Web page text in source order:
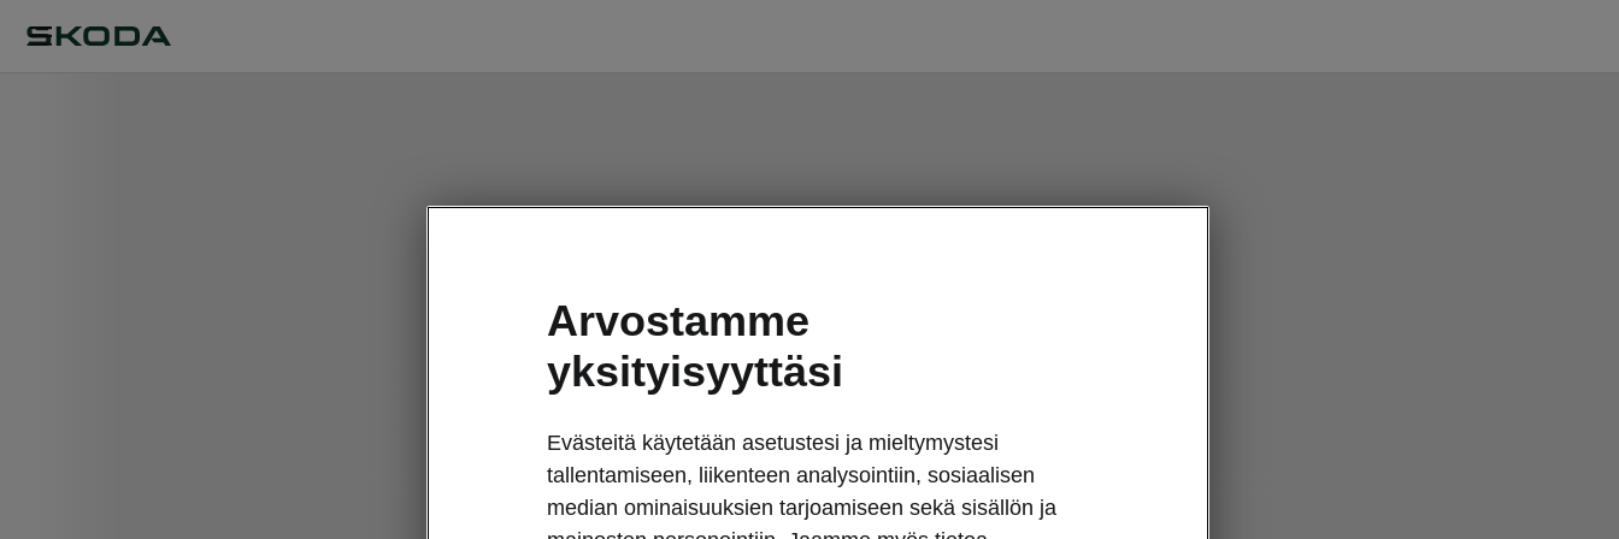
Arvostamme
yksityisyyttäsi
Evästeitä käytetään asetustesi ja mieltymystesi
tallentamiseen, liikenteen analysointiin, sosiaalisen
median ominaisuuksien tarjoamiseen sekä sisällön ja